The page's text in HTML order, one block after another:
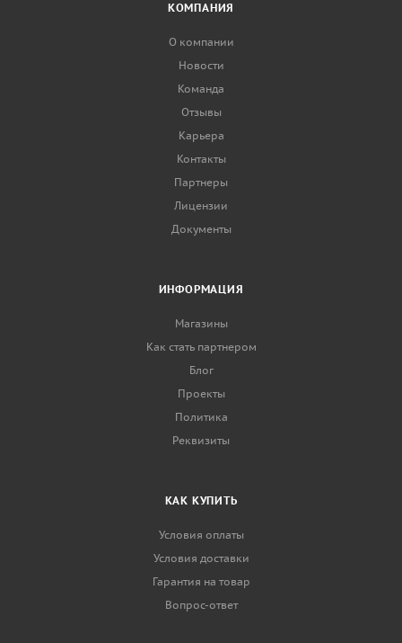
КОМПАНИЯ
О компании
Новости
Команда
Отзывы
Карьера
Контакты
Партнеры
Лицензии
Документы
ИНФОРМАЦИЯ
Магазины
Как стать партнером
Блог
Проекты
Политика
Реквизиты
КАК КУПИТЬ
Условия оплаты
Условия доставки
Гарантия на товар
Вопрос-ответ